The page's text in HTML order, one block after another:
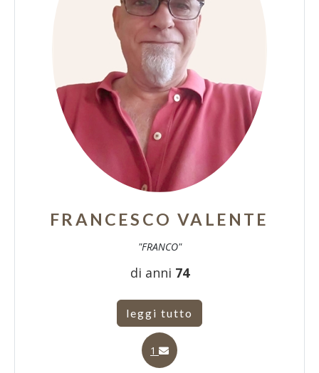
FRANCESCO VALENTE
"FRANCO"
di anni 74
leggi tutto
1